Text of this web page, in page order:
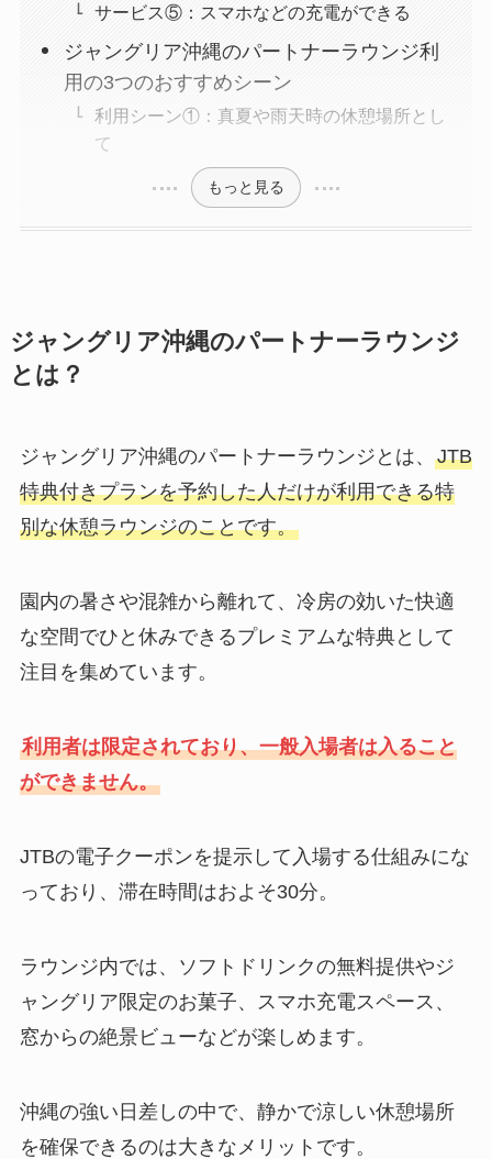
サービス⑤：スマホなどの充電ができる
ジャングリア沖縄のパートナーラウンジ利
用の3つのおすすめシーン
利用シーン①：真夏や雨天時の休憩場所とし
て
もっと見る
ジャングリア沖縄のパートナーラウンジ
とは？
ジャングリア沖縄のパートナーラウンジとは、 JTB
特典付きプランを予約した人だけが利用できる特
別な休憩ラウンジのことです。
園内の暑さや混雑から離れて、冷房の効いた快適
な空間でひと休みできるプレミアムな特典として
注目を集めています。
利用者は限定されており、一般入場者は入ること
ができません。
JTBの電子クーポンを提示して入場する仕組みにな
っており、滞在時間はおよそ30分。
ラウンジ内では、ソフトドリンクの無料提供やジ
ャングリア限定のお菓子、スマホ充電スペース、
窓からの絶景ビューなどが楽しめます。
沖縄の強い日差しの中で、静かで涼しい休憩場所
を確保できるのは大きなメリットです。